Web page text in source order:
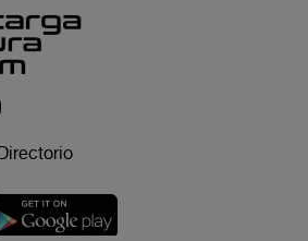
Directorio